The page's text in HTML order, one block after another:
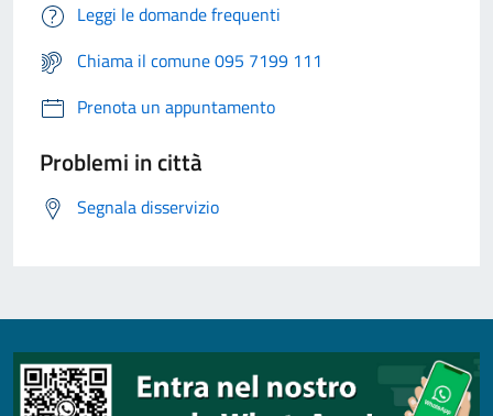
Leggi le domande frequenti
Chiama il comune 095 7199 111
Prenota un appuntamento
Problemi in città
Segnala disservizio